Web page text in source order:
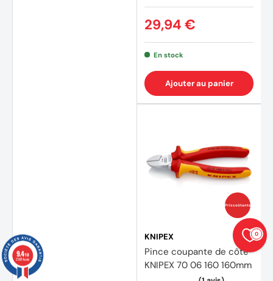
29,94 €
En stock
Ajouter au panier
Prix coûtants
KNIPEX
Pince coupante de côté
KNIPEX 70 06 160 160mm
0
9.4/10
23874 avis